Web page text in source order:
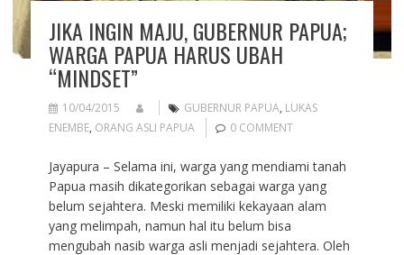
JIKA INGIN MAJU, GUBERNUR PAPUA;
WARGA PAPUA HARUS UBAH
“MINDSET”
10/04/2015 GUBERNUR PAPUA, LUKAS
ENEMBE, ORANG ASLI PAPUA 0 COMMENT
Jayapura – Selama ini, warga yang mendiami tanah
Papua masih dikategorikan sebagai warga yang
belum sejahtera. Meski memiliki kekayaan alam
yang melimpah, namun hal itu belum bisa
mengubah nasib warga asli menjadi sejahtera. Oleh